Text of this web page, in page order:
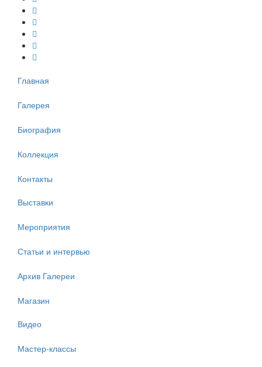
Главная
Галерея
Биография
Коллекция
Контакты
Выставки
Мероприятия
Статьи и интервью
Архив Галереи
Магазин
Видео
Мастер-классы